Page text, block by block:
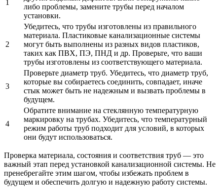
1
либо проблемы, замените трубы перед началом
установки.
2
Убедитесь, что трубы изготовлены из правильного
материала. Пластиковые канализационные системы
могут быть выполнены из разных видов пластиков,
таких как ПВХ, ПЭ, ПНД и др. Проверьте, что ваши
трубы изготовлены из соответствующего материала.
3
Проверьте диаметр труб. Убедитесь, что диаметр труб,
которые вы собираетесь соединить, совпадает, иначе
стык может быть не надежным и вызвать проблемы в
будущем.
4
Обратите внимание на стеклянную температурную
маркировку на трубах. Убедитесь, что температурный
режим работы труб подходит для условий, в которых
они будут использоваться.
Проверка материала, состояния и соответствия труб — это
важный этап перед установкой канализационной системы. Не
пренебрегайте этим шагом, чтобы избежать проблем в
будущем и обеспечить долгую и надежную работу системы.